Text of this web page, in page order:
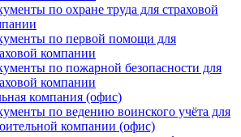
по охране труда для страховой
по первой помощи для
компании
по пожарной безопасности для
компании
компания (офис)
по ведению воинского учёта для
компании (офис)